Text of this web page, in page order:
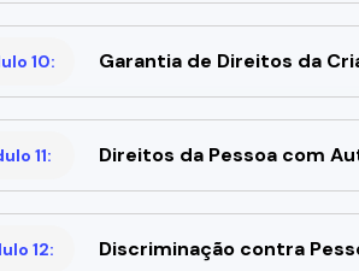
10: Garantia de Direitos da
11: Direitos da Pessoa com
12: Discriminação contra